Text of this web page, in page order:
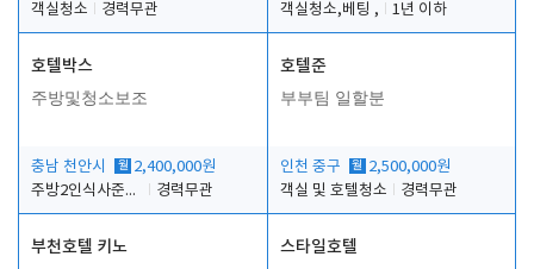
객실청소
경력무관
객실청소,베팅 ,
1년 이하
호텔박스
주방및청소보조
충남 천안시 월 2,400,000원
주방2인식사준비및청소린렌보조
경력무관
호텔준
부부팀 일할분
인천 중구 월 2,500,000원
객실 및 호텔청소
경력무관
부천호텔 키노 스타일호텔